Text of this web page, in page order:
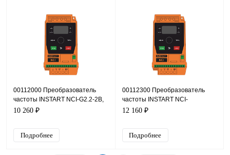
00112000 Преобразователь
частоты INSTART NCI-G2.2-2B,
220В, 2,2кВт, 9,6А
10 260 ₽
Подробнее
00112300 Преобразователь
частоты INSTART NCI-
G2.2/P4.0-4B, 380В, 2,2кВт, 5,1А
12 160 ₽
Подробнее